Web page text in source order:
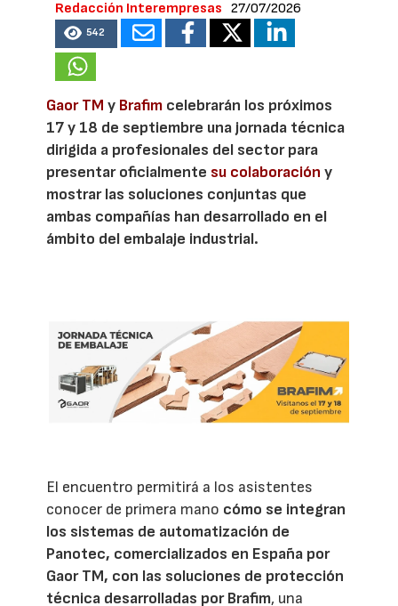
Redacción Interempresas 27/07/2026
542
Gaor TM y Brafim celebrarán los próximos
17 y 18 de septiembre una jornada técnica
dirigida a profesionales del sector para
presentar oficialmente su colaboración y
mostrar las soluciones conjuntas que
ambas compañías han desarrollado en el
ámbito del embalaje industrial.
El encuentro permitirá a los asistentes
conocer de primera mano cómo se integran
los sistemas de automatización de
Panotec, comercializados en España por
Gaor TM, con las soluciones de protección
técnica desarrolladas por Brafim, una